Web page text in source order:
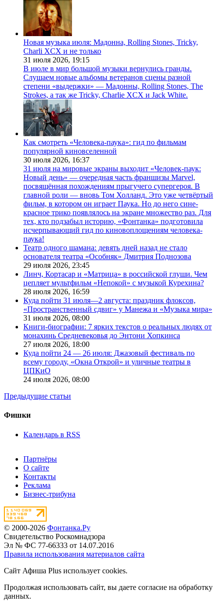
Новая музыка июля: Мадонна, Rolling Stones, Tricky,
Charli XCX и не только
31 июля 2026, 19:15
В июле в мир большой музыки вернулись гранды.
Слушаем новые альбомы ветеранов сцены разной
степени «выдержки» — Мадонны, Rolling Stones, The
Strokes, а так же Tricky, Charlie XCX и Jack White.
Как смотреть «Человека-паука»: гид по фильмам
популярной киновселенной
30 июля 2026, 16:37
31 июля на мировые экраны выходит «Человек-паук:
Новый день» — очередная часть франшизы Marvel,
посвящённая похождениям прыгучего супергероя. В
главной роли — вновь Том Холланд. Это уже четвёртый
фильм, в котором он играет Паука. Но до него сине-
красное трико появлялось на экране множество раз. Для
тех, кто подзабыл историю, «Фонтанка» подготовила
исчерпывающий гид по киновоплощениям человека-
паука!
Театр одного шамана: девять дней назад не стало
основателя театра «Особняк» Дмитрия Поднозова
29 июля 2026, 23:45
Линч, Кортасар и «Матрица» в российской глуши. Чем
цепляет мультфильм «Непокой» с музыкой Курехина?
28 июля 2026, 16:59
Куда пойти 31 июля—2 августа: праздник флоксов,
«Пространственный сдвиг» у Манежа и «Музыка мира»
31 июля 2026, 08:00
Книги-биографии: 7 ярких текстов о реальных людях от
монахинь Средневековья до Энтони Хопкинса
27 июля 2026, 18:00
Куда пойти 24 — 26 июля: Джазовый фестиваль по
всему городу, «Окна Открой» и уличные театры в
ЦПКиО
24 июля 2026, 08:00
Предыдущие статьи
Фишки
Календарь в RSS
Партнёры
О сайте
Контакты
Реклама
Бизнес-трибуна
© 2000-2026 Фонтанка.Ру
Свидетельство Роскомнадзора
Эл № ФС 77-66333 от 14.07.2016
Правила использования материалов сайта
Сайт Афиша Plus использует cookies.
Продолжая использовать сайт, вы даете согласие на обработку
данных.